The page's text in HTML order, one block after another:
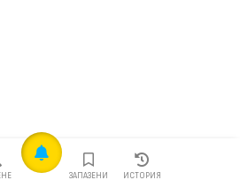
ЗАПАЗЕНИ ИСТОРИЯ